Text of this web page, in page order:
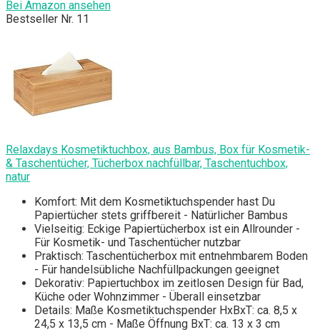
Bei Amazon ansehen
Bestseller Nr. 11
Relaxdays Kosmetiktuchbox, aus Bambus, Box für Kosmetik-
& Taschentücher, Tücherbox nachfüllbar, Taschentuchbox,
natur
Komfort: Mit dem Kosmetiktuchspender hast Du
Papiertücher stets griffbereit - Natürlicher Bambus
Vielseitig: Eckige Papiertücherbox ist ein Allrounder -
Für Kosmetik- und Taschentücher nutzbar
Praktisch: Taschentücherbox mit entnehmbarem Boden
- Für handelsübliche Nachfüllpackungen geeignet
Dekorativ: Papiertuchbox im zeitlosen Design für Bad,
Küche oder Wohnzimmer - Überall einsetzbar
Details: Maße Kosmetiktuchspender HxBxT: ca. 8,5 x
24,5 x 13,5 cm - Maße Öffnung BxT: ca. 13 x 3 cm